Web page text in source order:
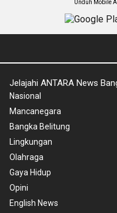
Unduh Mobile
Jelajahi ANTARA News
Nasional
Mancanegara
Bangka Belitung
Lingkungan
Olahraga
Gaya Hidup
Opini
English News